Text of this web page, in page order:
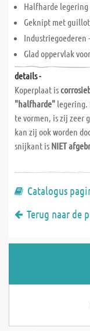
Halfharde legering
Geknipt met
Industriegoederen -
Glad oppervlak voor
details -
Koperplaat is
"halfharde" legering.
te vormen, is zij zeer
kan zij ook worden
snijkant is NIET
Catalogus
Terug naar de